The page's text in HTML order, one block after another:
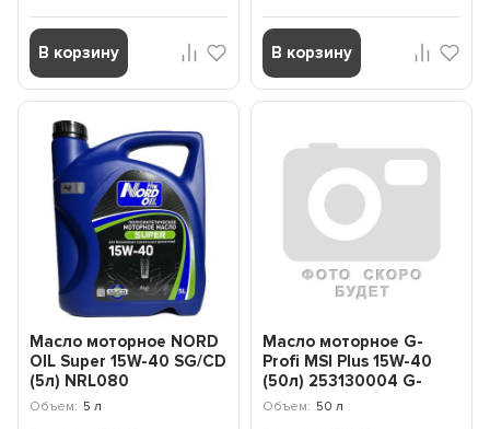
В корзину В корзину
Масло моторное NORD
OIL Super 15W-40 SG/CD
(5л) NRL080
Объем: 5 л
Масло моторное G-
Profi MSI Plus 15W-40
(50л) 253130004 G-
Energy
Объем: 50 л